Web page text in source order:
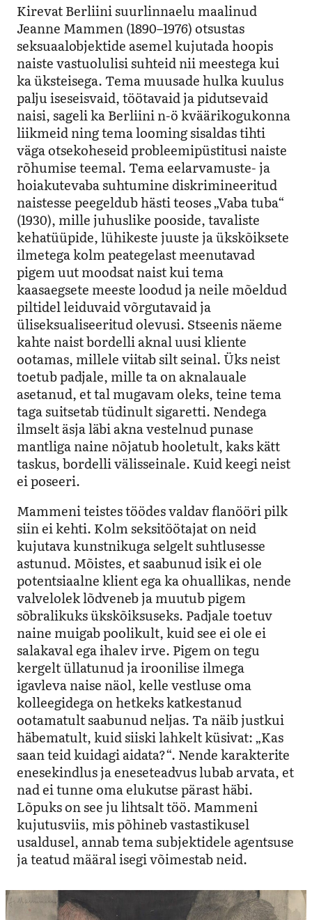
Kirevat Berliini suurlinnaelu maalinud
Jeanne Mammen (1890–1976) otsustas
seksuaalobjektide asemel kujutada hoopis
naiste vastuolulisi suhteid nii meestega kui
ka üksteisega.Tema muusade hulka kuulus
palju iseseisvaid, töötavaid ja pidutsevaid
naisi, sageli ka Berliini n-ö kväärikogukonna
liikmeid ning tema looming sisaldas tihti
väga otsekoheseid probleemipüstitusi naiste
rõhumise teemal. Tema eelarvamuste- ja
hoiakutevaba suhtumine diskrimineeritud
naistesse peegeldub hästi teoses „Vaba tuba“
(1930), mille juhuslike pooside, tavaliste
kehatüüpide, lühikeste juuste ja ükskõiksete
ilmetega kolm peategelast meenutavad
pigem uut moodsat naist kui tema
kaasaegsete meeste loodud ja neile mõeldud
piltidel leiduvaid võrgutavaid ja
üliseksualiseeritud olevusi. Stseenis näeme
kahte naist bordelli aknal uusi kliente
ootamas, millele viitab silt seinal. Üks neist
toetub padjale, mille ta on aknalauale
asetanud, et tal mugavam oleks, teine tema
taga suitsetab tüdinult sigaretti. Nendega
ilmselt äsja läbi akna vestelnud punase
mantliga naine nõjatub hooletult, kaks kätt
taskus, bordelli välisseinale. Kuid keegi neist
ei poseeri.
Mammeni teistes töödes valdav flanööri pilk
siin ei kehti. Kolm seksitöötajat on neid
kujutava kunstnikuga selgelt suhtlusesse
astunud. Mõistes, et saabunud isik ei ole
potentsiaalne klient ega ka ohuallikas, nende
valvelolek lõdveneb ja muutub pigem
sõbralikuks ükskõiksuseks. Padjale toetuv
naine muigab poolikult, kuid see ei ole ei
salakaval ega ihalev irve. Pigem on tegu
kergelt üllatunud ja iroonilise ilmega
igavleva naise näol, kelle vestluse oma
kolleegidega on hetkeks katkestanud
ootamatult saabunud neljas. Ta näib justkui
häbematult, kuid siiski lahkelt küsivat: „Kas
saan teid kuidagi aidata?“. Nende karakterite
enesekindlus ja eneseteadvus lubab arvata, et
nad ei tunne oma elukutse pärast häbi.
Lõpuks on see ju lihtsalt töö. Mammeni
kujutusviis, mis põhineb vastastikusel
usaldusel, annab tema subjektidele agentsuse
ja teatud määral isegi võimestab neid.